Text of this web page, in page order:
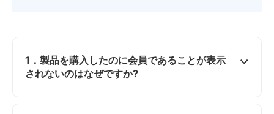
1．製品を購入したのに会員であることが表示
されないのはなぜですか?